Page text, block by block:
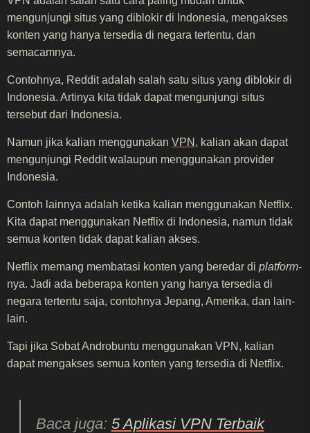
mengunjungi situs yang diblokir di Indonesia, mengakses
konten yang hanya tersedia di negara tertentu, dan
semacamnya.
Contohnya, Reddit adalah salah satu situs yang diblokir di
Indonesia. Artinya kita tidak dapat mengunjungi situs
tersebut dari Indonesia.
Namun jika kalian menggunakan VPN , kalian akan dapat
mengunjungi Reddit walaupun menggunakan provider
Indonesia.
Contoh lainnya adalah ketika kalian menggunakan Netflix.
Kita dapat menggunakan Netflix di Indonesia, namun tidak
semua konten tidak dapat kalian akses.
Netflix memang membatasi konten yang beredar di platform-
nya. Jadi ada beberapa konten yang hanya tersedia di
negara tertentu saja, contohnya Jepang, Amerika, dan lain-
lain.
Tapi jika Sobat Androbuntu menggunakan VPN, kalian
dapat mengakses semua konten yang tersedia di Netflix.
Baca juga: 5 Aplikasi VPN Terbaik